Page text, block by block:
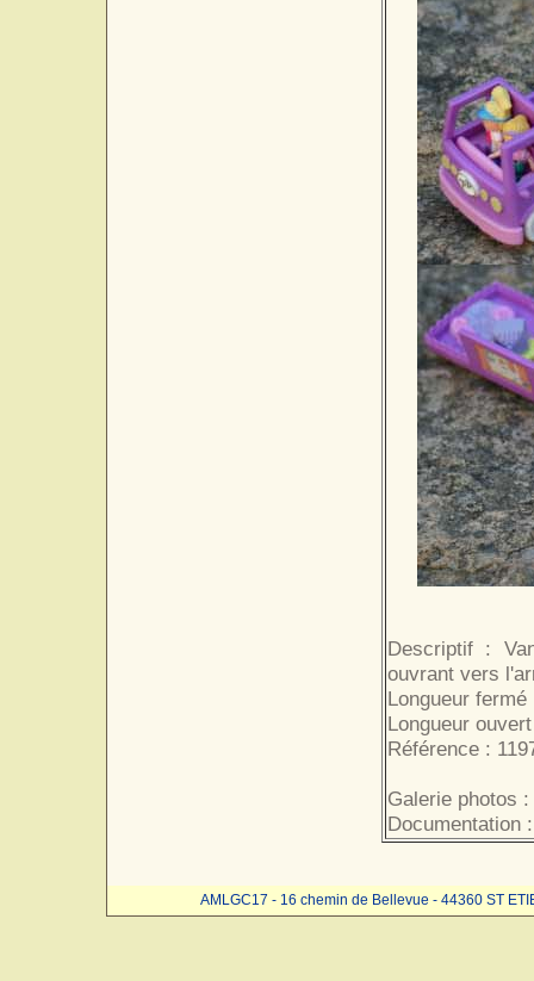
Descriptif :
ouvrant vers
Longueur
Longueur
Référence :
Galerie photos :
Documentation :
AMLGC17 - 16 chemin de Bellevue - 44360 ST